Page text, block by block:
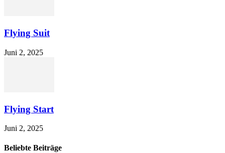
Flying Suit
Juni 2, 2025
Flying Start
Juni 2, 2025
Beliebte Beiträge